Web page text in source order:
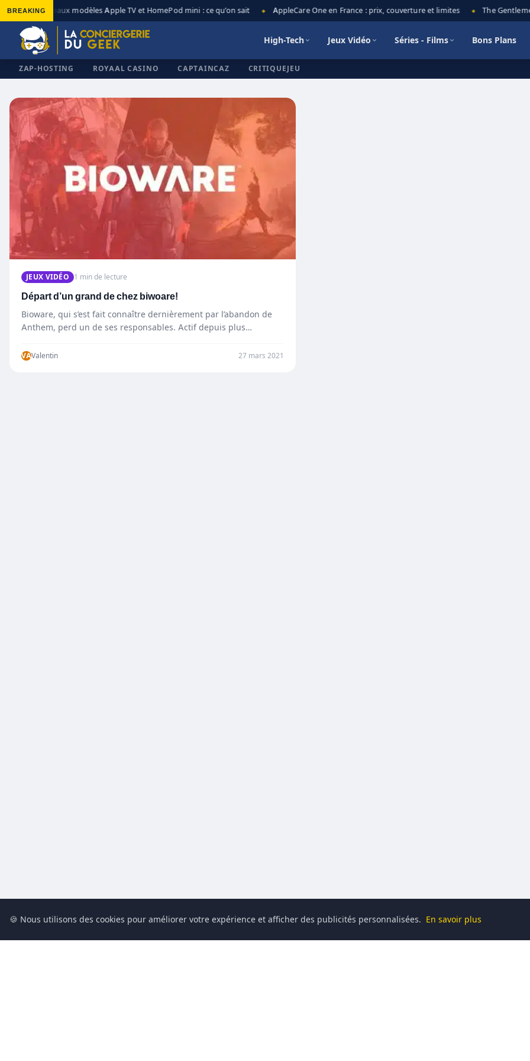
BREAKING
◆ Nouveaux modèles Apple TV et HomePod mini : ce qu’on sait ◆ AppleCare One en France : prix, couverture et limites ◆ The
High-Tech Jeux Vidéo Séries - Films Bons Plans
ZAP-HOSTING ROYAAL CASINO CAPTAINCAZ CRITIQUEJEU
✕
JEUX VIDÉO 1 min de lecture
Départ d’un grand de chez biwoare!
Bioware, qui s’est fait connaître dernièrement par l’abandon de
Anthem, perd un de ses responsables. Actif depuis plus…
VAValentin 27 mars 2021
🍪 Nous utilisons des cookies pour améliorer votre expérience et afficher des publicités personnalisées. En savoir plus